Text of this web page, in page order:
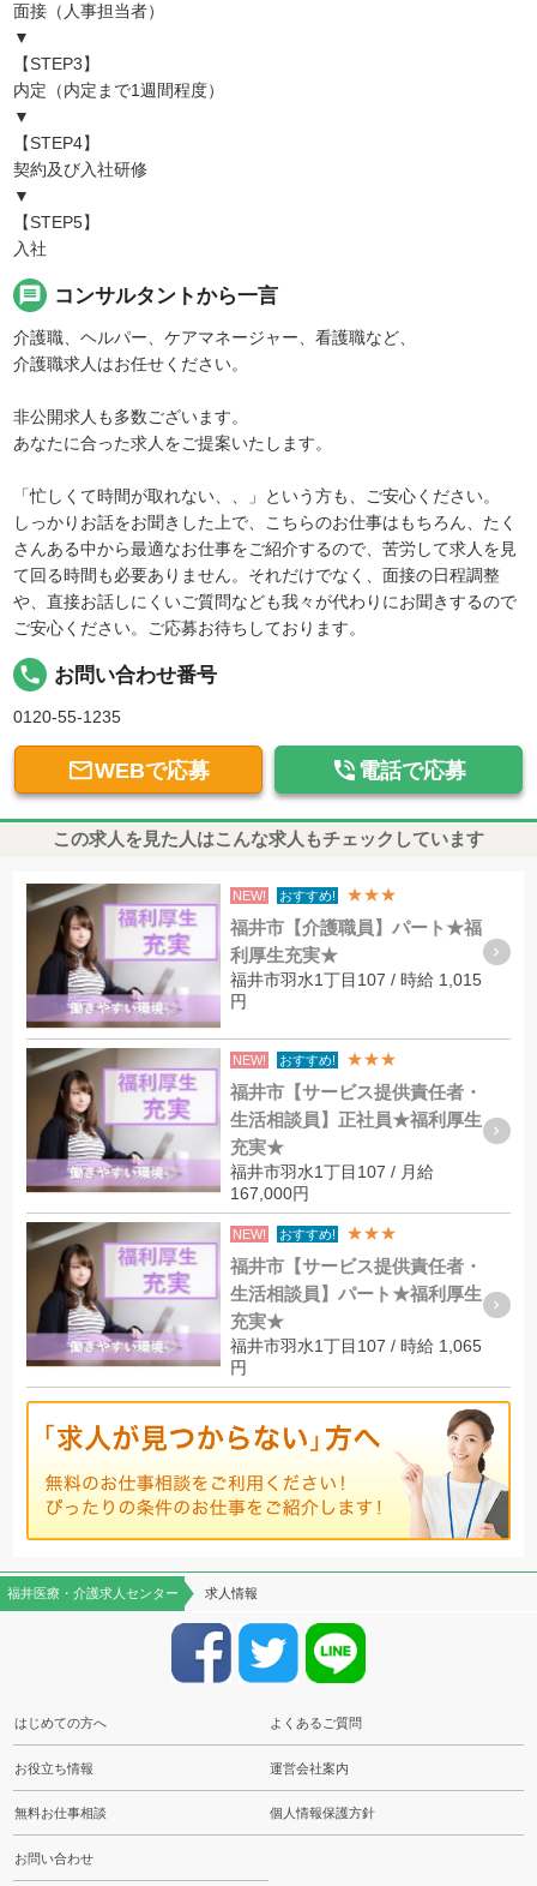
面接（人事担当者）
▼
【STEP3】
内定（内定まで1週間程度）
▼
【STEP4】
契約及び入社研修
▼
【STEP5】
入社
message コンサルタントから一言
介護職、ヘルパー、ケアマネージャー、看護職など、
介護職求人はお任せください。
非公開求人も多数ございます。
あなたに合った求人をご提案いたします。
「忙しくて時間が取れない、、」という方も、ご安心ください。
しっかりお話をお聞きした上で、こちらのお仕事はもちろん、たく
さんある中から最適なお仕事をご紹介するので、苦労して求人を見
て回る時間も必要ありません。それだけでなく、面接の日程調整
や、直接お話しにくいご質問なども我々が代わりにお聞きするので
ご安心ください。ご応募お待ちしております。
local_phone お問い合わせ番号
0120-55-1235
WEBで応募  電話で応募
この求人を見た人はこんな求人もチェックしています
NEW! おすすめ! ★★★
福井市【介護職員】パート★福
利厚生充実★
福井市羽水1丁目107 / 時給 1,015
円
NEW! おすすめ! ★★★
福井市【サービス提供責任者・
生活相談員】正社員★福利厚生
充実★
福井市羽水1丁目107 / 月給
167,000円
NEW! おすすめ! ★★★
福井市【サービス提供責任者・
生活相談員】パート★福利厚生
充実★
福井市羽水1丁目107 / 時給 1,065
円
福井医療・介護求人センター 求人情報
はじめての方へ よくあるご質問
お役立ち情報 運営会社案内
無料お仕事相談 個人情報保護方針
お問い合わせ